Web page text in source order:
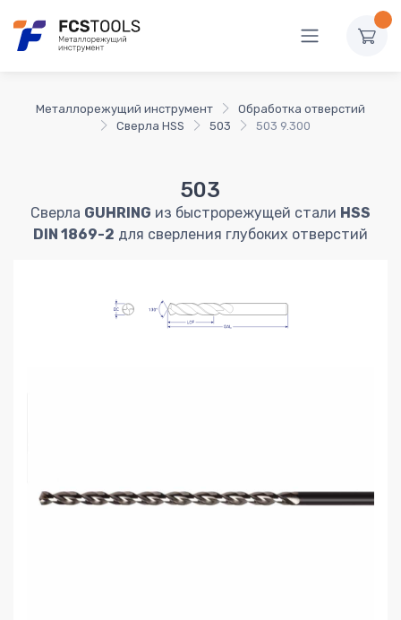
Металлорежущий инструмент
Обработка отверстий
Сверла HSS
503 503 9.300
503
Сверла GUHRING из быстрорежущей стали HSS
DIN 1869-2 для сверления глубоких отверстий